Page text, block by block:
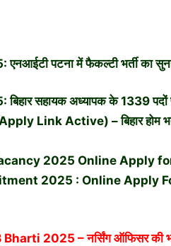
पटना में फैकल्टी भर्ती का
सहायक अध्यापक के 1339 पदों
Link Active) – बिहार होम
2025 Online Apply
2025 : Online Apply
Bharti 2025 – नर्सिंग ऑफिसर की